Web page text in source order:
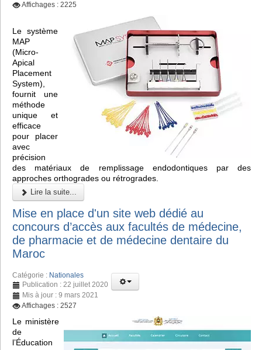
Affichages : 2225
Le système
MAP
(Micro-
Apical
Placement
System),
fournit une
méthode
unique et
efficace
pour placer
avec
précision
des matériaux de remplissage endodontiques par des
approches orthogrades ou rétrogrades.
Lire la suite...
Mise en place d'un site web dédié au
concours d’accès aux facultés de médecine,
de pharmacie et de médecine dentaire du
Maroc
Catégorie : Nationales
Publication : 22 juillet 2020
Mis à jour : 9 mars 2021
Affichages : 2527
Le ministère
de
l’Éducation